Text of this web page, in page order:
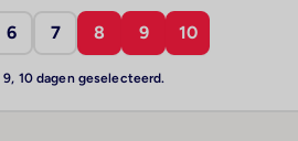
6 7 8 9 10
9, 10 dagen geselecteerd.